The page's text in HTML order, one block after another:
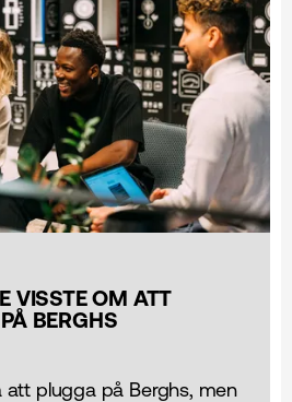
VISSTE OM ATT
BERGHS
plugga på Berghs, men